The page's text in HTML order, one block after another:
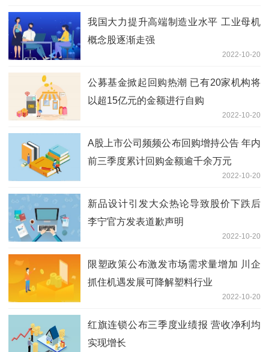
我国大力提升高端制造业水平 工业母机
概念股逐渐走强
2022-10-20
公募基金掀起回购热潮 已有20家机构将
以超15亿元的金额进行自购
2022-10-20
A股上市公司频频公布回购增持公告 年内
前三季度累计回购金额逾千余万元
2022-10-20
新品设计引发大众热论导致股价下跌后
李宁官方发表道歉声明
2022-10-20
限塑政策公布激发市场需求量增加 川企
抓住机遇发展可降解塑料行业
2022-10-20
红旗连锁公布三季度业绩报 营收净利均
实现增长